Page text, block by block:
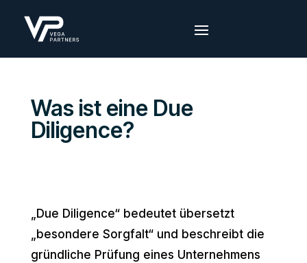
Was ist eine Due
Diligence?
„Due Diligence“ bedeutet übersetzt
„besondere Sorgfalt“ und beschreibt die
gründliche Prüfung eines Unternehmens